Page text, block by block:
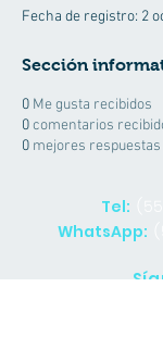
Fecha de registro: 2
Sección
0 Me gusta recibidos
0 comentarios
0 mejores respuestas
Tel:
WhatsApp: